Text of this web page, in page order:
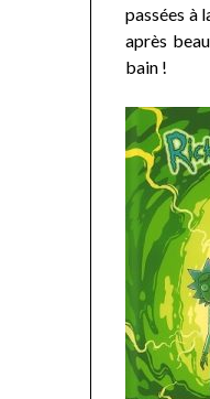
passées à
après
bain !